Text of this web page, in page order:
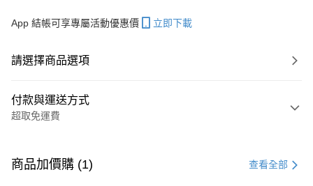
App 結帳可享專屬活動優惠價 立即下載
請選擇商品選項
付款與運送方式
超取免運費
信用卡一次付款
商品加價購 (1) 查看全部